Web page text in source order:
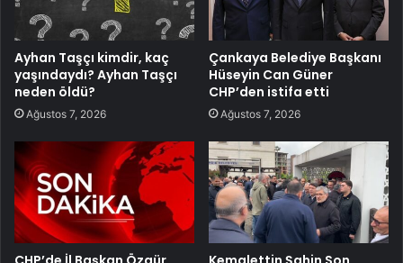
Ayhan Taşçı kimdir, kaç
yaşındaydı? Ayhan Taşçı
neden öldü?
Ağustos 7, 2026
Çankaya Belediye Başkanı
Hüseyin Can Güner
CHP’den istifa etti
Ağustos 7, 2026